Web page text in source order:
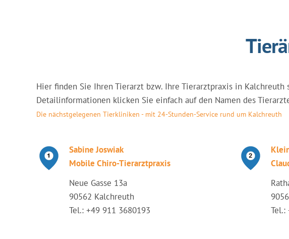
Hier finden Sie Ihren Tierarzt bzw. Ihre Tierarztpraxis in
Detailinformationen klicken Sie einfach auf den Namen des
Die nächstgelegenen Tierkliniken - mit 24-Stunden-Service rund um Kalchreuth
Sabine Joswiak
Mobile Chiro-Tierarztpraxis
Neue Gasse 13a
90562 Kalchreuth
Tel.: +49 911 3680193
Tel.: